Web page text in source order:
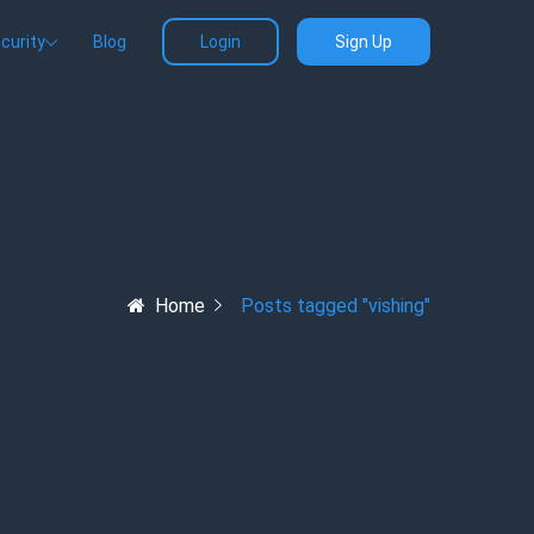
Blog Login Sign Up
Home Posts tagged "vishing"